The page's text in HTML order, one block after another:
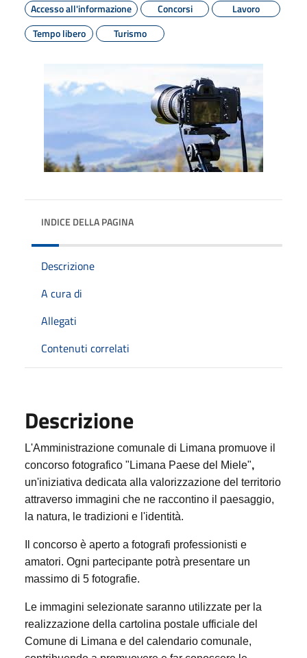
Accesso all'informazione
Concorsi
Lavoro
Tempo libero
Turismo
INDICE DELLA PAGINA
Descrizione
A cura di
Allegati
Contenuti correlati
Descrizione
L'Amministrazione comunale di Limana promuove il
concorso fotografico "Limana Paese del Miele",
un'iniziativa dedicata alla valorizzazione del territorio
attraverso immagini che ne raccontino il paesaggio,
la natura, le tradizioni e l'identità.
Il concorso è aperto a fotografi professionisti e
amatori. Ogni partecipante potrà presentare un
massimo di 5 fotografie.
Le immagini selezionate saranno utilizzate per la
realizzazione della cartolina postale ufficiale del
Comune di Limana e del calendario comunale,